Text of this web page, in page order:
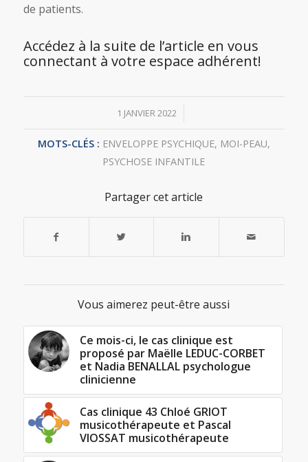
de patients.
Accédez à la suite de l’article en vous
connectant à votre espace adhérent!
1 JANVIER 2022
/
MOTS-CLÉS : ENVELOPPE PSYCHIQUE, MOI-PEAU,
PSYCHOSE INFANTILE
Partager cet article
Vous aimerez peut-être aussi
Ce mois-ci, le cas clinique est
proposé par Maëlle LEDUC-CORBET
et Nadia BENALLAL psychologue
clinicienne
Cas clinique 43 Chloé GRIOT
musicothérapeute et Pascal
VIOSSAT musicothérapeute